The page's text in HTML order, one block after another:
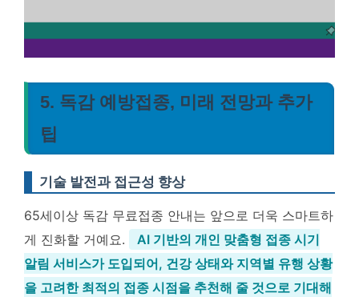
5. 독감 예방접종, 미래 전망과 추가
팁
기술 발전과 접근성 향상
65세이상 독감 무료접종 안내는 앞으로 더욱 스마트하
게 진화할 거예요.
AI 기반의 개인 맞춤형 접종 시기
알림 서비스가 도입되어, 건강 상태와 지역별 유행 상황
을 고려한 최적의 접종 시점을 추천해 줄 것으로 기대해